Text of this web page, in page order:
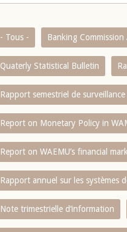
- Tous - Banking
Quaterly Statistical Bulletin
Rapport semestriel de
Report on Monetary Policy in
Report on WAEMU’s financial
Rapport annuel sur les systèmes
Note trimestrielle d‘information